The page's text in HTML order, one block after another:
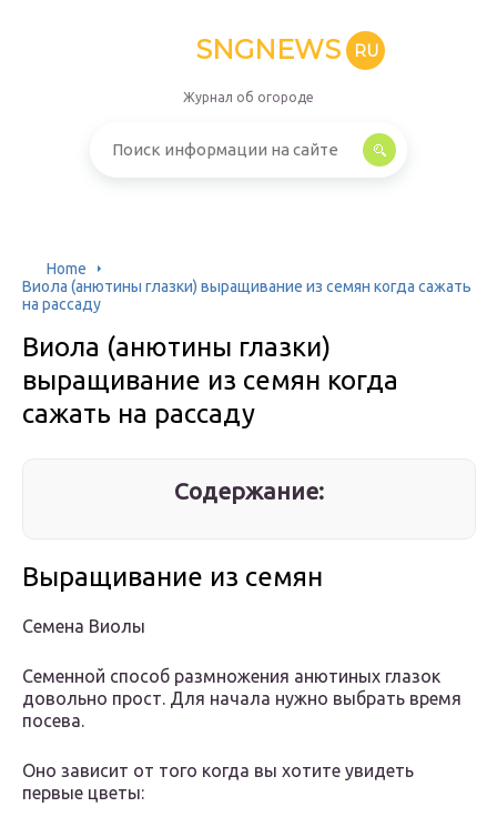
SNGNEWS RU
Журнал об огороде
Home
Виола (анютины глазки) выращивание из семян когда сажать
на рассаду
Виола (анютины глазки)
выращивание из семян когда
сажать на рассаду
Содержание:
Выращивание из семян
Семена Виолы
Семенной способ размножения анютиных глазок
довольно прост. Для начала нужно выбрать время
посева.
Оно зависит от того когда вы хотите увидеть
первые цветы: